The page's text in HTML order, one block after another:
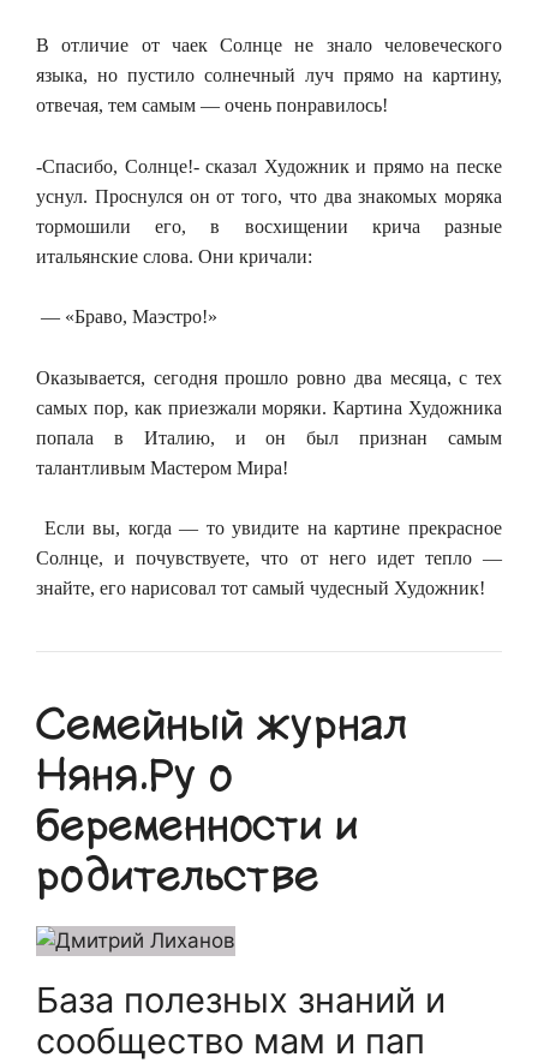
В отличие от чаек Солнце не знало человеческого
языка, но пустило солнечный луч прямо на картину,
отвечая, тем самым — очень понравилось!
-Спасибо, Солнце!- сказал Художник и прямо на песке
уснул. Проснулся он от того, что два знакомых моряка
тормошили его, в восхищении крича разные
итальянские слова. Они кричали:
— «Браво, Маэстро!»
Оказывается, сегодня прошло ровно два месяца, с тех
самых пор, как приезжали моряки. Картина Художника
попала в Италию, и он был признан самым
талантливым Мастером Мира!
Если вы, когда — то увидите на картине прекрасное
Солнце, и почувствуете, что от него идет тепло —
знайте, его нарисовал тот самый чудесный Художник!
Семейный журнал
Няня.Ру о
беременности и
родительстве
База полезных знаний и
сообщество мам и пап